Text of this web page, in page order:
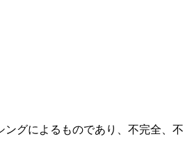
ングによるものであり、不完全、不